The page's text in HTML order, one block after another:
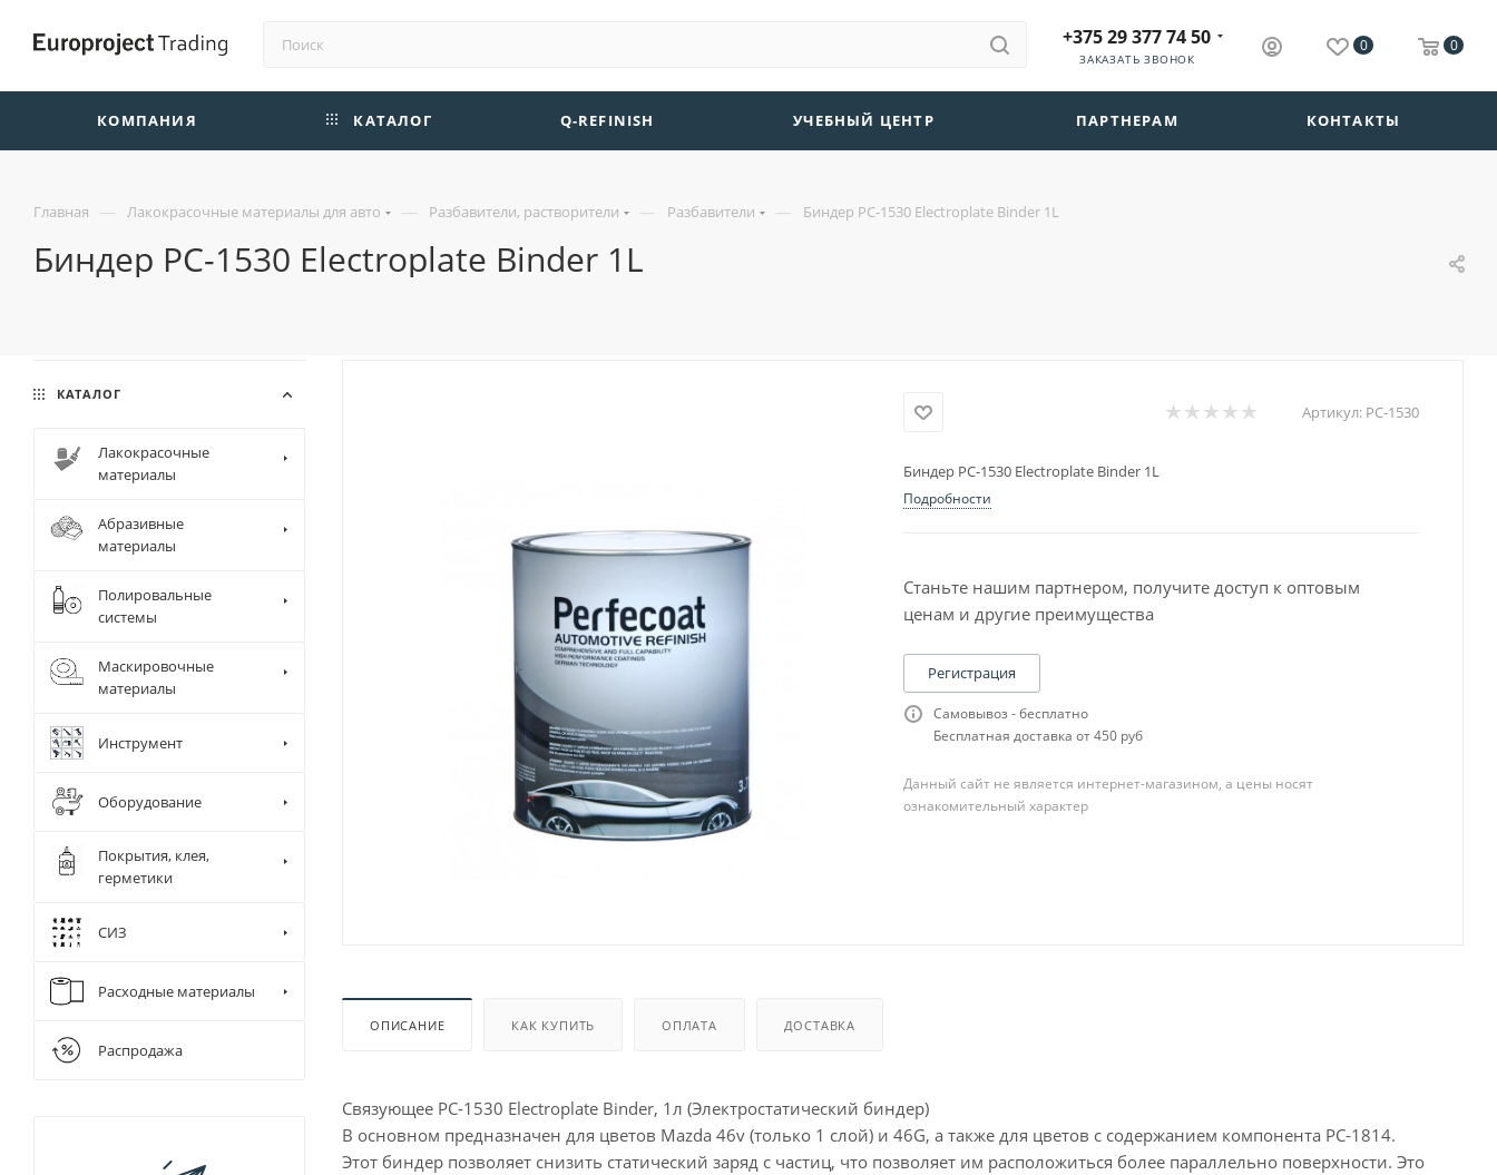
+375 29 377 74 50
ЗАКАЗАТЬ ЗВОНОК
0 0
КОМПАНИЯ КАТАЛОГ Q-REFINISH УЧЕБНЫЙ ЦЕНТР ПАРТНЕРАМ КОНТАКТЫ
Главная — Лакокрасочные материалы для авто — Разбавители, растворители — Разбавители — Биндер PC-1530 Electroplate Binder 1L
Биндер PC-1530 Electroplate Binder 1L
Артикул: PC-1530
Биндер PC-1530 Electroplate Binder 1L
Подробности
Станьте нашим партнером, получите доступ к оптовым
ценам и другие преимущества
Регистрация
Самовывоз - бесплатно
Бесплатная доставка от 450 руб
Данный сайт не является интернет-магазином, а цены носят
ознакомительный характер
ОПИСАНИЕ КАК КУПИТЬ ОПЛАТА ДОСТАВКА
Связующее PC-1530 Electroplate Binder, 1л (Электростатический биндер)
В основном предназначен для цветов Mazda 46v (только 1 слой) и 46G, а также для цветов с содержанием компонента РС-1814.
Этот биндер позволяет снизить статический заряд с частиц, что позволяет им расположиться более параллельно поверхности. Это
КАТАЛОГ
Лакокрасочные
материалы
R-M Diamont
Для очистки оборудования
Разбавители
Абразивные
материалы
Полировальные
системы
Маскировочные
материалы
Инструмент
Оборудование
Покрытия, клея,
герметики
СИЗ
Расходные материалы
Распродажа